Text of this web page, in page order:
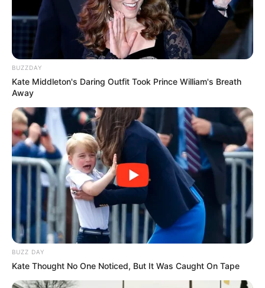
Agora é hora de ver algumas lindas peças que
podem ser feitas com essa arte e aprender a
produzi-las agora mesmo. Confira!
1. Suporte para plantas
Essa é uma peça muito querida e utilizada para
dar mais charme à decoração da casa. É também
uma forma de colocar mais vasos em casa sem
utilizar muito espaço.
BUZZDAY
Kate Middleton's Daring Outfit Took Prince William's Breath
Away
BUZZ DAY
Kate Thought No One Noticed, But It Was Caught On Tape